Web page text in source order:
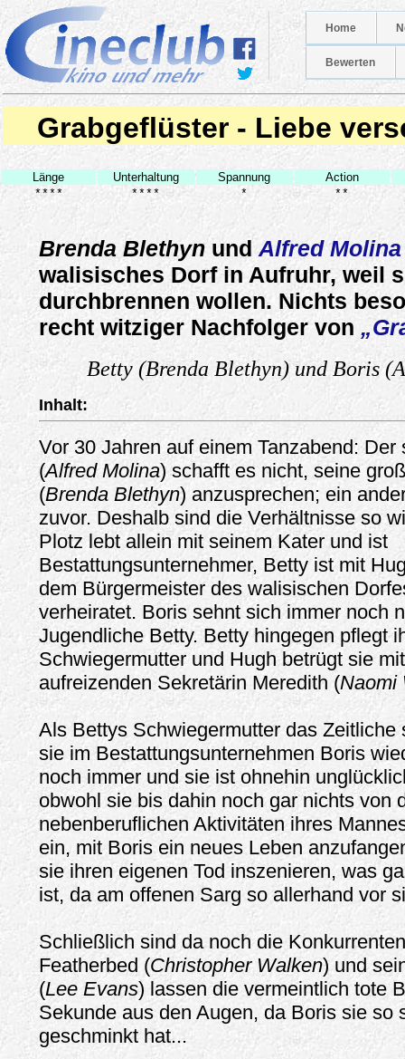
Home
Bewerten
Grabgeflüster - Liebe
Länge Unterhaltung Spannung
Action
****
**** * **
Brenda Blethyn undAlfred Molina
walisisches Dorf in Aufruhr, weil
durchbrennen wollen. Nichts
recht witziger Nachfolger von
Betty (Brenda Blethyn) und Boris
Inhalt:
Vor 30 Jahren auf einem Tanzabend: Der
(Alfred Molina) schafft es nicht, seine
(Brenda Blethyn) anzusprechen; ein
zuvor. Deshalb sind die Verhältnisse so
Plotz lebt allein mit seinem Kater und ist
Bestattungsunternehmer, Betty ist mit
dem Bürgermeister des walisischen
verheiratet. Boris sehnt sich immer noch
Jugendliche Betty. Betty hingegen pflegt
Schwiegermutter und Hugh betrügt sie
aufreizenden Sekretärin Meredith (Naomi
Als Bettys Schwiegermutter das Zeitliche
sie im Bestattungsunternehmen Boris
noch immer und sie ist ohnehin
obwohl sie bis dahin noch gar nichts von
nebenberuflichen Aktivitäten ihres
ein, mit Boris ein neues Leben
sie ihren eigenen Tod inszenieren, was
ist, da am offenen Sarg so allerhand vor
Schließlich sind da noch die
Featherbed (Christopher Walken) und
(Lee Evans) lassen die vermeintlich tote
Sekunde aus den Augen, da Boris sie so
geschminkt hat...